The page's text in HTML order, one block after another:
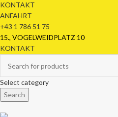
KONTAKT
ANFAHRT
+43 1 786 51 75
15., VOGELWEIDPLATZ 10
KONTAKT
Select category
Search